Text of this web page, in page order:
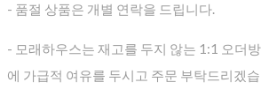
- 품절 상품은 개별 연락을 드립니다.
- 모래하우스는 재고를 두지 않는 1:1 오더
에 가급적 여유를 두시고 주문 부탁드리겠